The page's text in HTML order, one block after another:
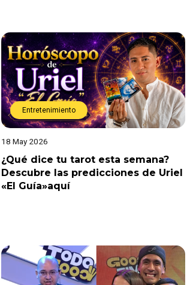
Entretenimiento
18 May 2026
¿Qué dice tu tarot esta semana?
Descubre las predicciones de Uriel
«El Guía»aquí